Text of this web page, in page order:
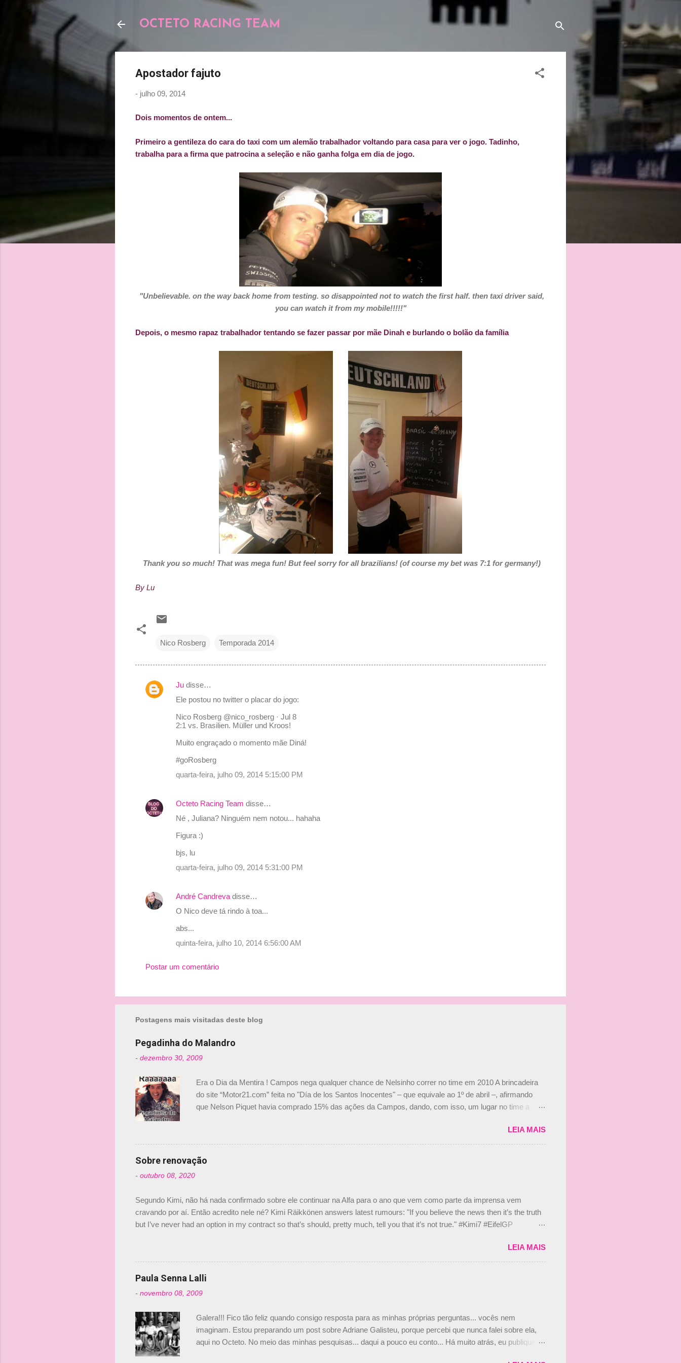
OCTETO RACING TEAM
Apostador fajuto
- julho 09, 2014
Dois momentos de ontem...
Primeiro a gentileza do cara do taxi com um alemão trabalhador voltando para casa para ver o jogo. Tadinho,
trabalha para a firma que patrocina a seleção e não ganha folga em dia de jogo.
"Unbelievable. on the way back home from testing. so disappointed not to watch the first half. then taxi driver said,
you can watch it from my mobile!!!!!"
Depois, o mesmo rapaz trabalhador tentando se fazer passar por mãe Dinah e burlando o bolão da família
Thank you so much! That was mega fun! But feel sorry for all brazilians! (of course my bet was 7:1 for germany!)
By Lu
Nico Rosberg Temporada 2014
C
i
o
Ju disse…
Ele postou no twitter o placar do jogo:
Nico Rosberg @nico_rosberg · Jul 8
2:1 vs. Brasilien. Müller und Kroos!
Muito engraçado o momento mãe Diná!
#goRosberg
quarta-feira, julho 09, 2014 5:15:00 PM
Octeto Racing Team disse…
Né , Juliana? Ninguém nem notou... hahaha
Figura :)
bjs, lu
quarta-feira, julho 09, 2014 5:31:00 PM
André Candreva disse…
O Nico deve tá rindo à toa...
abs...
quinta-feira, julho 10, 2014 6:56:00 AM
Postar um comentário
Postagens mais visitadas deste blog
Pegadinha do Malandro
- dezembro 30, 2009
Era o Dia da Mentira ! Campos nega qualquer chance de Nelsinho correr no time em 2010 A brincadeira
do site “Motor21.com” feita no "Día de los Santos Inocentes" – que equivale ao 1º de abril –, afirmando
que Nelson Piquet havia comprado 15% das ações da Campos, dando, com isso, um lugar no time a
dirigente foi taxativo ao declarar que o brasileiro não será o companheiro de Bruno Senna em 2010. "Na
verdade, nós recebemos uma oferta de Piquet", admitiu Audetto. “Mas depois de ter assinado com Bruno
Senna, não podemos ter dois brasileiros”, explicou, dizendo ainda que não tem nada contra o filho do
LEIA MAIS
Sobre renovação
- outubro 08, 2020
Segundo Kimi, não há nada confirmado sobre ele continuar na Alfa para o ano que vem como parte da imprensa vem
cravando por aí. Então acredito nele né? Kimi Räikkönen answers latest rumours: "If you believe the news then it’s the truth
but I’ve never had an option in my contract so that’s should, pretty much, tell you that it’s not true." #Kimi7 #EifelGP
falando sobre o fato do Iceman estar há tantos anos na F1. What is it like to have Kimi as a team mate? 🙌 Over to you,
@RGrosjean ! #EifelGP 🇩🇪 #F1 pic.twitter.com/GSAu1LWnwW — Formula 1 (@F1) October 8, 2020 Beijinhos, Ludy
LEIA MAIS
Paula Senna Lalli
- novembro 08, 2009
Galera!!! Fico tão feliz quando consigo resposta para as minhas próprias perguntas... vocês nem
imaginam. Estou preparando um post sobre Adriane Galisteu, porque percebi que nunca falei sobre ela,
aqui no Octeto. No meio das minhas pesquisas... daqui a pouco eu conto... Há muito atrás, eu publiquei